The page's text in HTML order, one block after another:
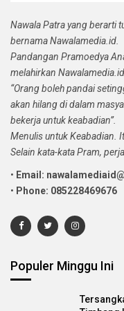
Nawala Patra yang berarti
bernama Nawalamedia.id.
Pandangan Pramoedya
melahirkan
“Orang boleh pandai
akan hilang di dalam
bekerja untuk keabadian”.
Menulis untuk Keabadian.
Selain kata-kata Pram,
• Email:
• Phone: 085228469676
Populer Minggu Ini